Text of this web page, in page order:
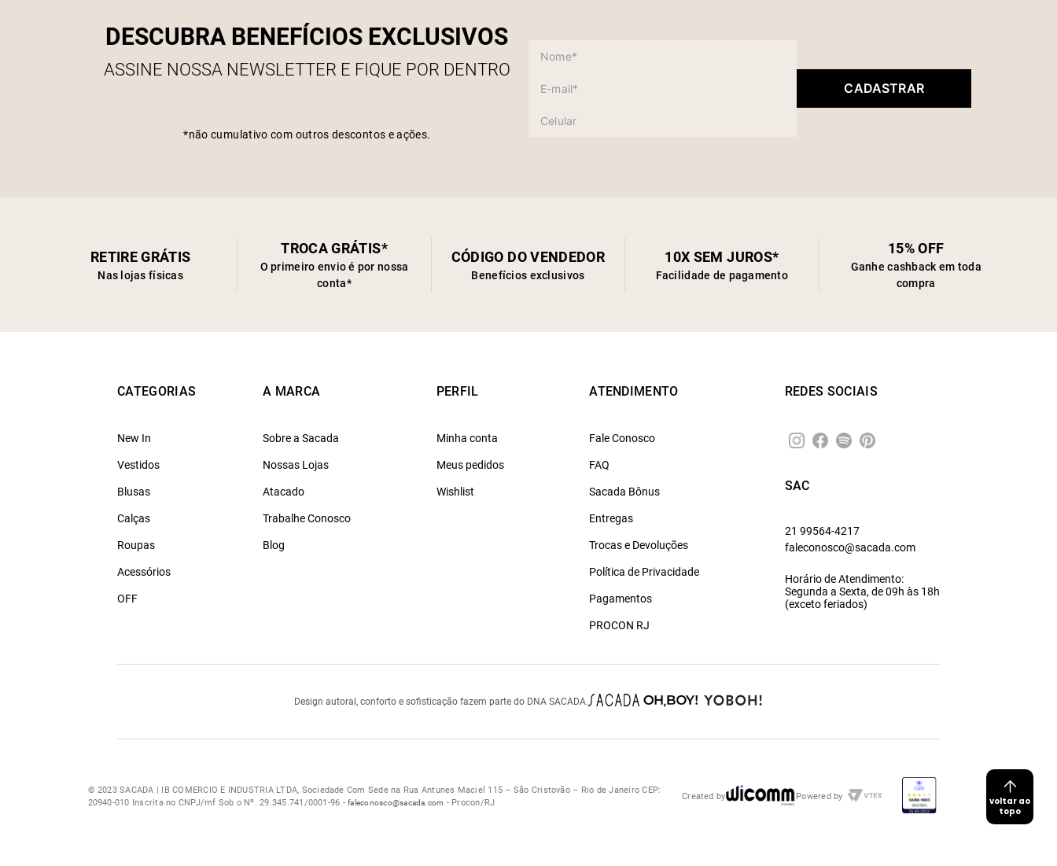
voltar ao
topo
DESCUBRA BENEFÍCIOS EXCLUSIVOS
ASSINE NOSSA NEWSLETTER E FIQUE POR DENTRO
*não cumulativo com outros descontos e ações.
CADASTRAR
RETIRE GRÁTIS
Nas lojas físicas
TROCA GRÁTIS*
O primeiro envio é por nossa
conta*
CÓDIGO DO VENDEDOR
Benefícios exclusivos
10X SEM JUROS*
Facilidade de pagamento
15% OFF
Ganhe cashback em toda
compra
CATEGORIAS
New In
Vestidos
Blusas
Calças
Roupas
Acessórios
OFF
A MARCA
Sobre a Sacada
Nossas Lojas
Atacado
Trabalhe Conosco
Blog
PERFIL
Minha conta
Meus pedidos
Wishlist
ATENDIMENTO
Fale Conosco
FAQ
Sacada Bônus
Entregas
Trocas e Devoluções
Política de Privacidade
Pagamentos
PROCON RJ
REDES SOCIAIS
SAC
21 99564-4217
faleconosco@sacada.com
Horário de Atendimento:
Segunda a Sexta, de 09h às 18h
(exceto feriados)
Design autoral, conforto e sofisticação fazem parte do DNA SACADA.
© 2023 SACADA | IB COMERCIO E INDUSTRIA LTDA, Sociedade Com Sede na Rua Antunes Maciel 115 – São Cristovão – Rio de Janeiro CEP:
20940-010 Inscrita no CNPJ/mf Sob o Nº. 29.345.741/0001-96 -faleconosco@sacada.com - Procon/RJ
Created by Powered by